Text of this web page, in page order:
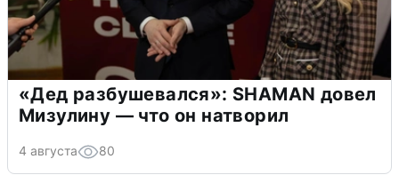
«Дед разбушевался»: SHAMAN довел
Мизулину — что он натворил
4 августа 80